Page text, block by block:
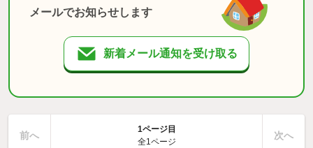
メールでお知らせします
新着メール通知を受け取る
前へ
1ページ目
全1ページ
次へ